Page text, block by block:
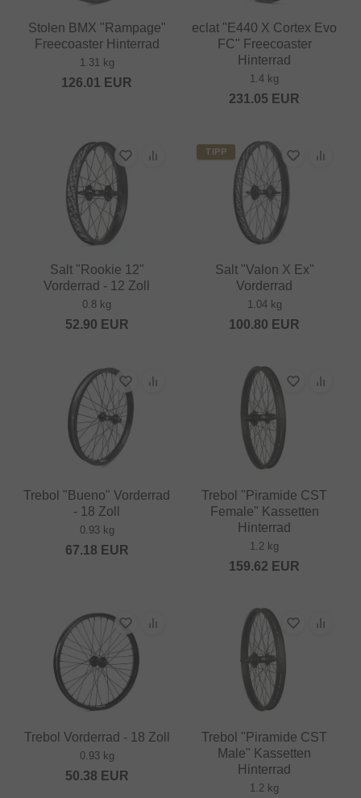
Stolen BMX "Rampage"
Freecoaster Hinterrad
1.31 kg
126.01 EUR
eclat "E440 X Cortex Evo
FC" Freecoaster
Hinterrad
1.4 kg
231.05 EUR
Salt "Rookie 12"
Vorderrad - 12 Zoll
0.8 kg
52.90 EUR
TIPP
Salt "Valon X Ex"
Vorderrad
1.04 kg
100.80 EUR
Trebol "Bueno" Vorderrad
- 18 Zoll
0.93 kg
67.18 EUR
Trebol "Piramide CST
Female" Kassetten
Hinterrad
1.2 kg
159.62 EUR
Trebol Vorderrad - 18 Zoll
0.93 kg
50.38 EUR
Trebol "Piramide CST
Male" Kassetten
Hinterrad
1.2 kg